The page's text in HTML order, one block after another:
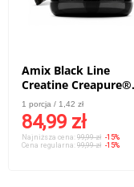
Amix Black Line
Creatine Creapure®
2500mg - kreatyna w
tabletkach do ssania
bez cukru - 60 tabl.
1 porcja / 1,42 zł
84,99 zł
Najniższa cena: 99,99 zł -15%
Cena regularna: 99,99 zł -15%